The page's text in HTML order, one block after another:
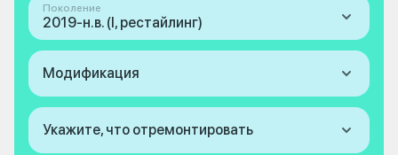
Поколение
2019-н.в. (I, рестайлинг)
Модификация
Укажите, что отремонтировать